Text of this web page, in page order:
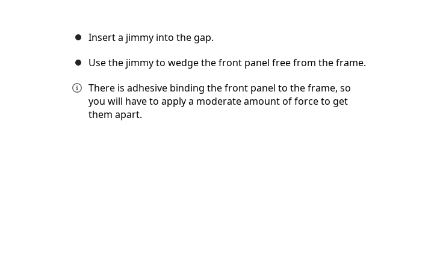
Annulla Pubblica commento
Insert a jimmy into the gap.
Use the jimmy to wedge the front panel free from the frame.
There is adhesive binding the front panel to the frame, so
you will have to apply a moderate amount of force to get
them apart.